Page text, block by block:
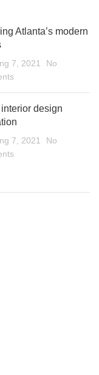
Atlanta’s modern
7, 2021
No
design
7, 2021
No